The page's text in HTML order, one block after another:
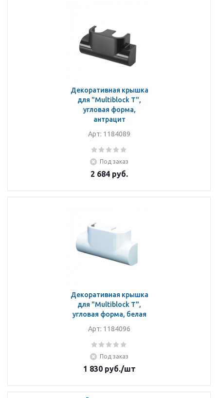
Декоративная крышка
для "Multiblock T",
угловая форма,
антрацит
Арт: 1184089
Под заказ
2 684 руб.
Декоративная крышка
для "Multiblock T",
угловая форма, белая
Арт: 1184096
Под заказ
1 830руб./шт